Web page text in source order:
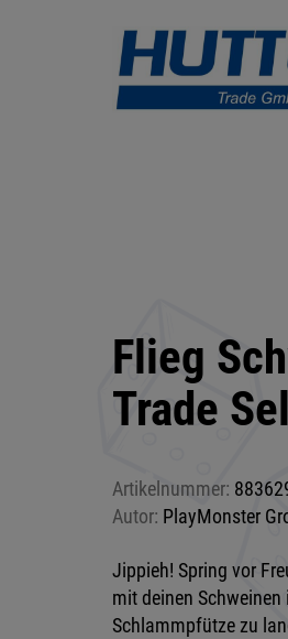
Flieg
Trade
Artikelnummer:
Autor: PlayMonster
Jippieh! Spring vor
mit deinen
Schlammpfütze zu